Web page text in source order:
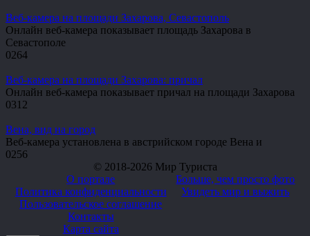
Веб-камера на площади Захарова, Севастополь
Онлайн веб-камера показывает площадь Захарова в
Севастополе
0264
Веб-камера на площади Захарова: причал
Онлайн веб-камера показывает причал на площади Захарова
0312
Вена, вид на город
Веб-камера установлена в австрийском городе Вена и
0256
© 2018-2026 Мир Туриста
О портале
Политика конфиденциальности
Пользовательское соглашение
Контакты
Карта сайта
Больше, чем просто фото
Увидеть мир и выжить